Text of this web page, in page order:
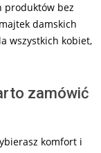
produktów bez
damskich
wszystkich kobiet,
zamówić
komfort i